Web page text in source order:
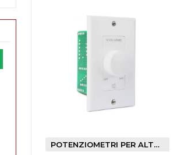
POTENZIOMETRI PER ALTOPARLANTI